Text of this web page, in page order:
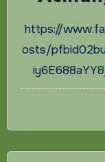
https://
osts/